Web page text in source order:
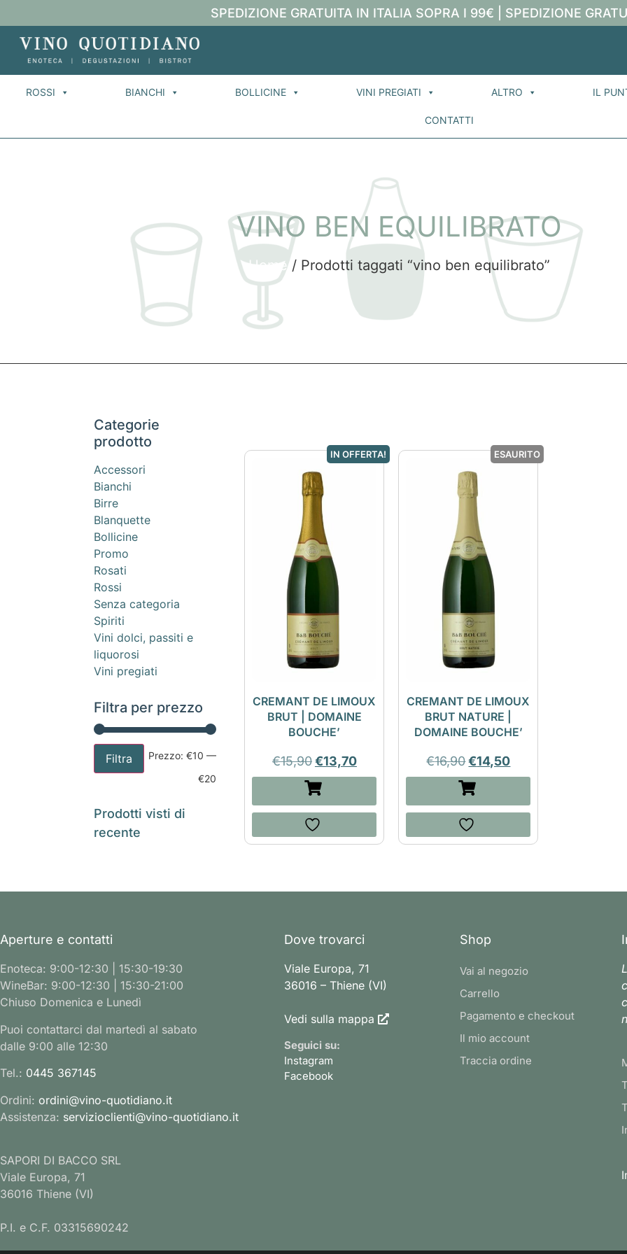
SPEDIZIONE GRATUITA IN ITALIA SOPRA I 99€ | SPEDIZIONE
ROSSI BIANCHI BOLLICINE VINI PREGIATI ALTRO IL
CONTATTI
VINO BEN EQUILIBRATO
Home/ Prodotti taggati “vino ben equilibrato”
Categorie
prodotto
Accessori
Bianchi
Birre
Blanquette
Bollicine
Promo
Rosati
Rossi
Senza categoria
Spiriti
Vini dolci, passiti e
liquorosi
Vini pregiati
Filtra per prezzo
Filtra Prezzo:€10 —
€20
Prodotti visti di
recente
IN OFFERTA!
CREMANT DE LIMOUX
BRUT | DOMAINE
BOUCHE’
€15,90€13,70
ESAURITO
CREMANT DE LIMOUX
BRUT NATURE |
DOMAINE BOUCHE’
€16,90€14,50
Aperture e contatti
Enoteca: 9:00-12:30 | 15:30-19:30
WineBar: 9:00-12:30 | 15:30-21:00
Chiuso Domenica e Lunedì
Puoi contattarci dal martedì al sabato
dalle 9:00 alle 12:30
Tel.: 0445 367145
Ordini: ordini@vino-quotidiano.it
Assistenza: servizioclienti@vino-quotidiano.it
SAPORI DI BACCO SRL
Viale Europa, 71
36016 Thiene (VI)
P.I. e C.F. 03315690242
Dove trovarci
Viale Europa, 71
36016 – Thiene (VI)
Vedi sulla mappa
Seguici su:
Instagram
Facebook
Shop
Vai al negozio
Carrello
Pagamento e checkout
Il mio account
Traccia ordine